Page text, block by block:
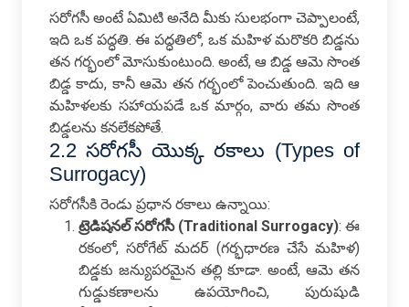
సరోగసీ అంటే ఏమిటి అనేది మీకు సులభంగా చెప్పాలంటే,
ఇది ఒక పద్ధతి. ఈ పద్ధతిలో, ఒక మహిళ మరొకరి బిడ్డను
తన గర్భంలో మోసుకుంటుంది. అంటే, ఆ బిడ్డ ఆమె సొంత
బిడ్డ కాదు, కానీ ఆమె తన గర్భంలో పెంచుతుంది. ఇది ఆ
మహిళలకు సహాయపడే ఒక మార్గం, వారు తమ సొంత
బిడ్డలను కనలేకపోతే.
2.2 సరోగసీ యొక్క రకాలు (Types of
Surrogacy)
సరోగసీకి రెండు ప్రధాన రకాలు ఉన్నాయి:
ట్రెడిషనల్ సరోగసీ (Traditional Surrogacy): ఈ
రకంలో, సరోగేట్ మదర్ (గర్భధారణ చేసే మహిళ)
బిడ్డకు జన్యుపరమైన తల్లి కూడా. అంటే, ఆమె తన
గుడ్డుకణాలను ఉపయోగించి, పురుషుడి